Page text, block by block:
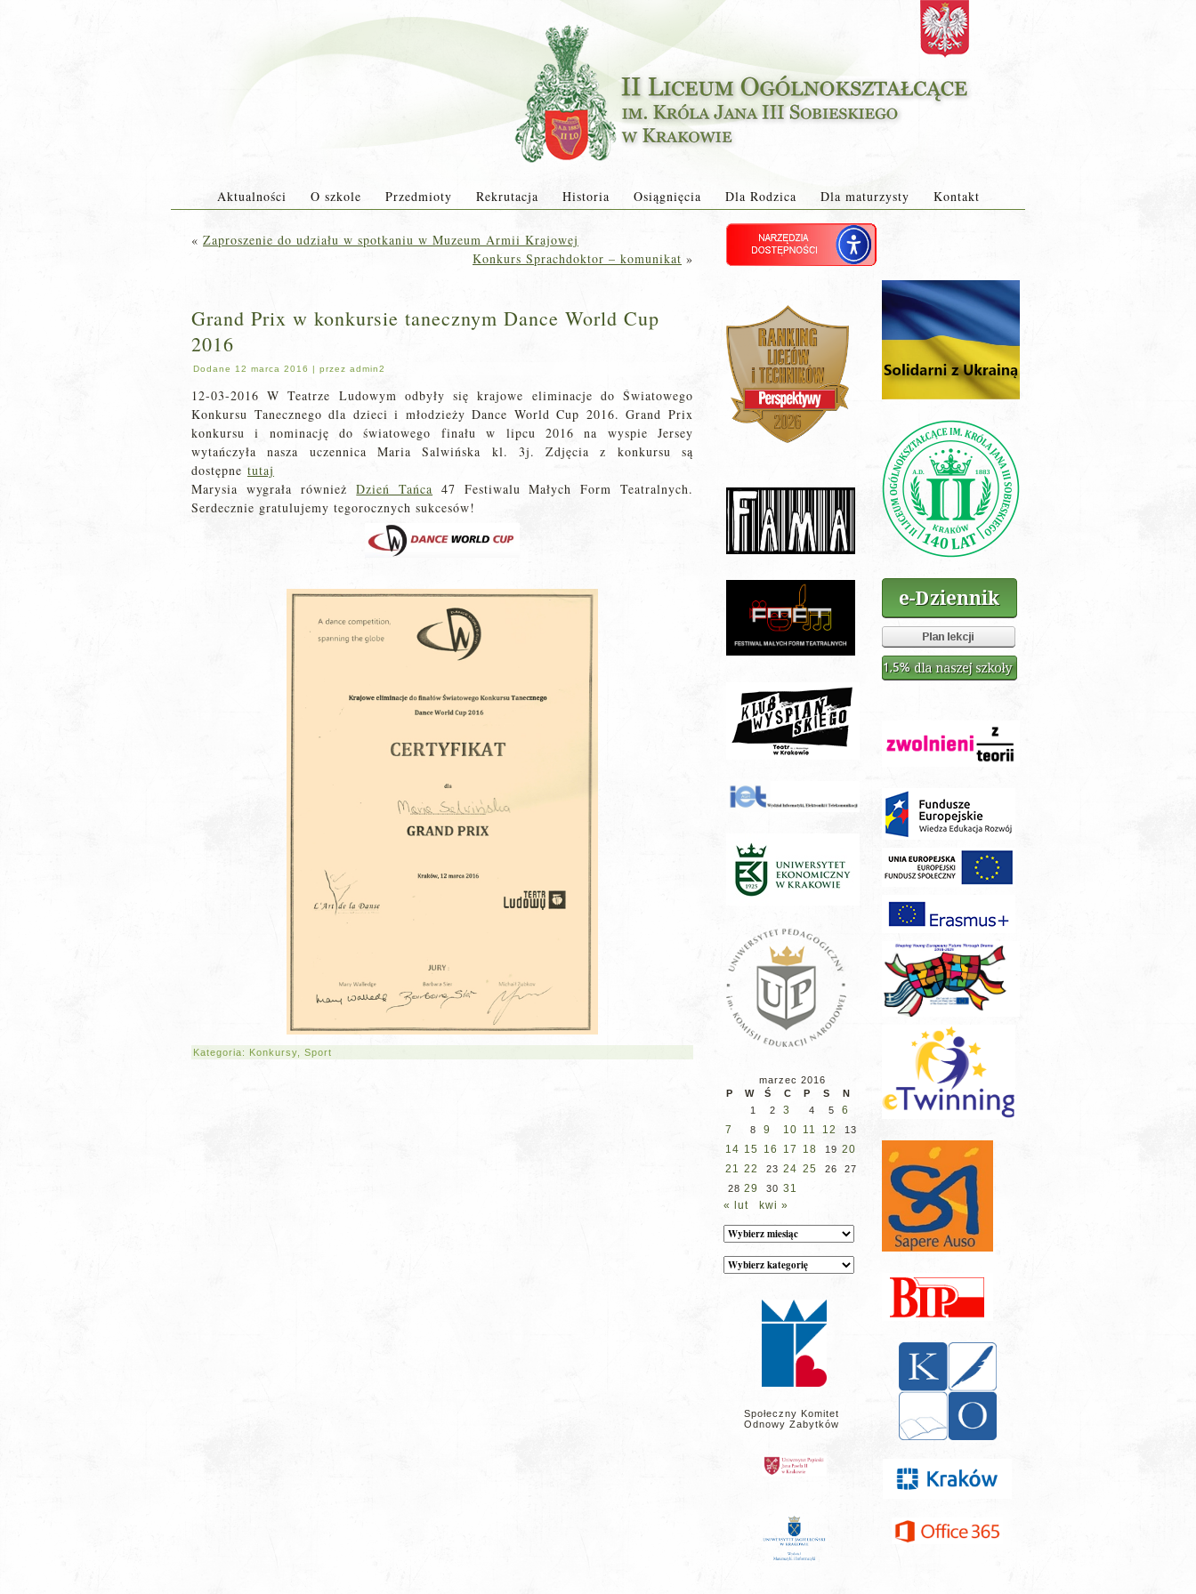
Aktualności O szkole Przedmioty Rekrutacja Historia Osiągnięcia Dla Rodzica Dla maturzysty Kontakt
« Zaproszenie do udziału w spotkaniu w Muzeum Armii Krajowej
Konkurs Sprachdoktor – komunikat »
Grand Prix w konkursie tanecznym Dance World Cup
2016
Dodane 12 marca 2016 | przez admin2
12-03-2016 W Teatrze Ludowym odbyły się krajowe eliminacje do Światowego
Konkursu Tanecznego dla dzieci i młodzieży Dance World Cup 2016. Grand Prix
konkursu i nominację do światowego finału w lipcu 2016 na wyspie Jersey
wytańczyła nasza uczennica Maria Salwińska kl. 3j. Zdjęcia z konkursu są
dostępne tutaj
Marysia wygrała równieżDzień Tańca 47 Festiwalu Małych Form Teatralnych.
Serdecznie gratulujemy tegorocznych sukcesów!
Kategoria: Konkursy Sport
marzec 2016
P
W Ś C P S
N
1
2 3 4 5
6
7
8 9 10 11 12 13
14 15 16 17 18 19 20
21 22 23 24 25 26
27
28 29 30 31
« lut
kwi »
Archiwum
Kategorie
wpisów
Społeczny Komitet
Odnowy Zabytków